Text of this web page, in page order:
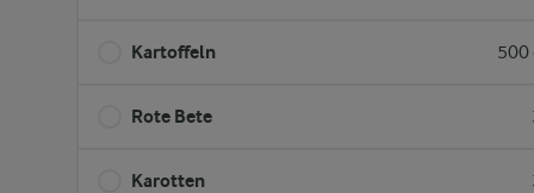
Kartoffeln 500
Rote Bete
Karotten